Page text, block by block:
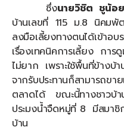
ซึ่งนายวิชิต ชูน้อย
บ้านเลขที่ 115 ม.8 นิคมพั
ลงมือเลี้ยงทางตนได้เข้าอบ
เรื่องเทคนิคการเลี้ยง การ
ไม่ยาก เพราะใช้พื้นที่ข้างบ้
จากรับประทานก็สามารถขา
ตลาดได้ ขณะนี้ทางชาวบ้
ประมงน้ำจืดหมู่ที่ 8 มีสมาชิ
บ้าน